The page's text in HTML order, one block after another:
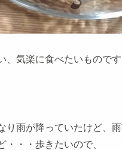
、気楽に食べたいものです
り雨が降っていたけど、
・・・歩きたいので、